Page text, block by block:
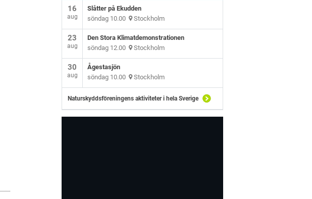
16
aug
Slåtter på Ekudden
söndag 10.00 Stockholm
23
aug
Den Stora Klimatdemonstrationen
söndag 12.00 Stockholm
30
aug
Ågestasjön
söndag 10.00 Stockholm
Naturskyddsföreningens aktiviteter i hela Sverige